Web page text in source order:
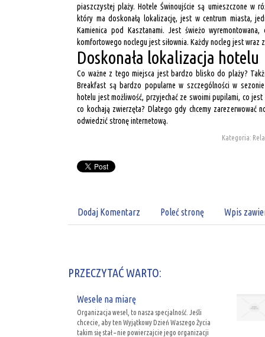
piaszczystej plaży. Hotele Świnoujście są umieszczone w
który ma doskonałą lokalizację, jest w centrum miasta,
Kamienica pod Kasztanami. Jest świeżo
komfortowego noclegu jest siłownia. Każdy nocleg jest wraz
Doskonała lokalizacja hotelu
Co ważne z tego miejsca jest bardzo blisko do plaży?
Breakfast są bardzo popularne w szczególności w
hotelu jest możliwość, przyjechać ze swoimi pupilami, co
co kochają zwierzęta? Dlatego gdy chcemy zarezerwować
odwiedzić stronę internetową.
Kategoria:
Dodaj Komentarz Poleć stronę Wpis
PRZECZYTAĆ WARTO:
Wesele na miarę
Organizacja wesel, to nasza specjalność. Jeśli
chcecie, aby ten Wyjątkowy Dzień Waszego Życia
takim się stał – nie powierzajcie jego organizacji